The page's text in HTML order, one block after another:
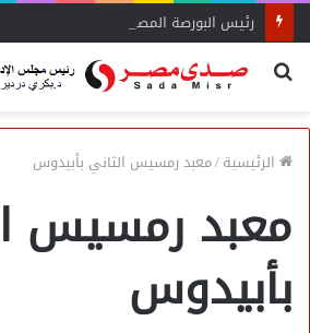
رئيس البورصة المصرية يلتقي رئيس جهاز
بحث
الرئيسية/معبد رمسيس الثاني بأبيدوس
معبد رمسيس
بأبيدوس